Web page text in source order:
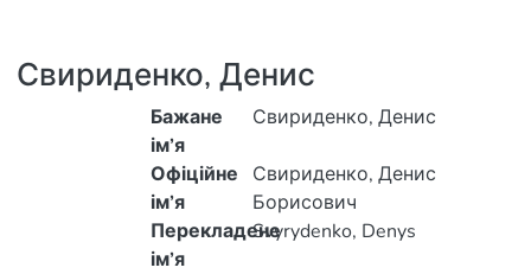
Свириденко, Денис
Бажане
ім’я
Свириденко, Денис
Офіційне
ім’я
Свириденко, Денис
Борисович
Перекладене
ім’я
Svyrydenko, Denys